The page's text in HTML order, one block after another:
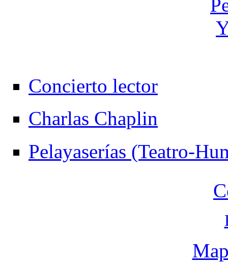
Concierto lector
Charlas Chaplin
Pelayaserías (Teatro-